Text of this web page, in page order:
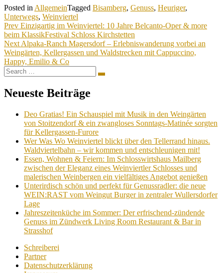
Posted in AllgemeinTagged Bisamberg, Genuss, Heuriger,
Unterwegs, Weinviertel
Beitragsnavigation
Prev Einzigartig im Weinviertel: 10 Jahre Belcanto-Oper & more
beim KlassikFestival Schloss Kirchstetten
Next Alpaka-Ranch Magersdorf – Erlebniswanderung vorbei an
Weingärten, Kellergassen und Waldstrecken mit Cappuccino,
Happy, Emilio & Co
Search
for:
Search
Neueste Beiträge
Deo Gratias! Ein Schauspiel mit Musik in den Weingärten
von Stoitzendorf & ein zwangloses Sonntags-Matinée sorgten
für Kellergassen-Furore
Wer Was Wo Weinviertel blickt über den Tellerrand hinaus.
Waldviertelbahn – wir kommen und entschleunigen mit!
Essen, Wohnen & Feiern: Im Schlosswirtshaus Mailberg
zwischen der Eleganz eines Weinviertler Schlosses und
malerischen Weinbergen ein vielfältiges Angebot genießen
Unterirdisch schön und perfekt für Genussradler: die neue
WEIN:RAST vom Weingut Burger in zentraler Wullersdorfer
Lage
Jahreszeitenküche im Sommer: Der erfrischend-zündende
Genuss im Zündwerk Living Room Restaurant & Bar in
Strasshof
Schreiberei
Partner
Datenschutzerklärung